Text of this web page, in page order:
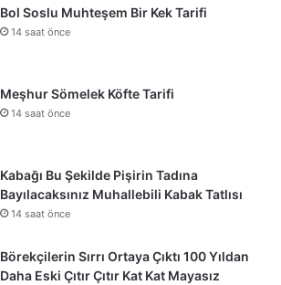
Bol Soslu Muhteşem Bir Kek Tarifi
14 saat önce
Meşhur Sömelek Köfte Tarifi
14 saat önce
Kabağı Bu Şekilde Pişirin Tadına
Bayılacaksınız Muhallebili Kabak Tatlısı
14 saat önce
Börekçilerin Sırrı Ortaya Çıktı 100 Yıldan
Daha Eski Çıtır Çıtır Kat Kat Mayasız